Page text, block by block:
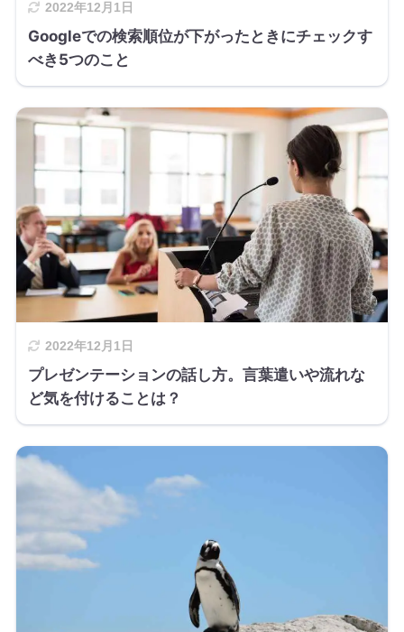
2022年12月1日
Googleでの検索順位が下がったときにチェックす
べき5つのこと
2022年12月1日
プレゼンテーションの話し方。言葉遣いや流れな
ど気を付けることは？